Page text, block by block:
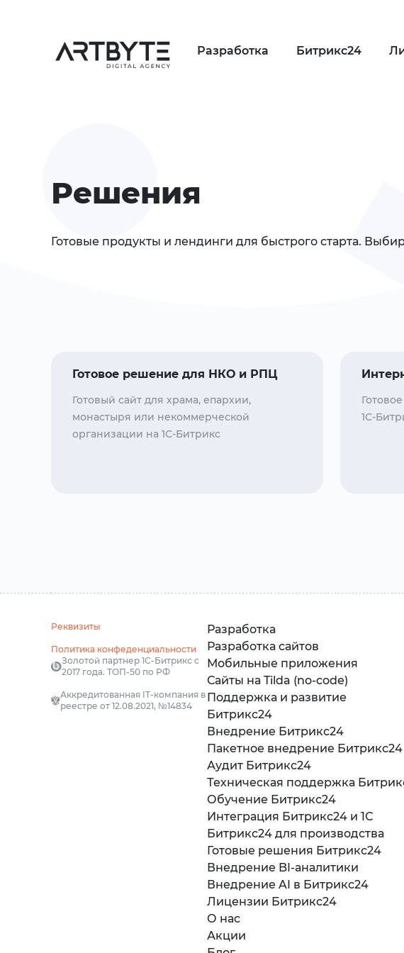
Разработка Битрикс24
Решения
Готовые продукты и лендинги для быстрого старта.
Готовое решение для НКО и РПЦ
Готовый сайт для храма, епархии,
монастыря или некоммерческой
организации на 1С-Битрикс
1С-
Реквизиты
Политика конфеденциальности
Золотой партнер 1С-Битрикс с
2017 года. ТОП-50 по РФ
Аккредитованная IT-компания в
реестре от 12.08.2021, №14834
Разработка
Разработка сайтов
Мобильные приложения
Сайты на Tilda (no-code)
Поддержка и развитие
Битрикс24
Внедрение Битрикс24
Пакетное внедрение Битрикс24
Аудит Битрикс24
Техническая поддержка
Обучение Битрикс24
Интеграция Битрикс24 и 1С
Битрикс24 для производства
Готовые решения Битрикс24
Внедрение BI-аналитики
Внедрение AI в Битрикс24
Лицензии Битрикс24
О нас
Акции